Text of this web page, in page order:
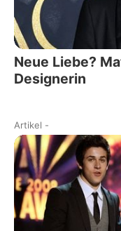
Neue Liebe?
Designerin
Artikel -